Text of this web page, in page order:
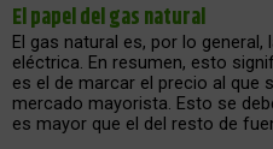
El papel del gas natural
El gas natural es, por lo
eléctrica. En resumen, esto
es el de marcar el precio al que
mercado mayorista. Esto se
es mayor que el del resto de